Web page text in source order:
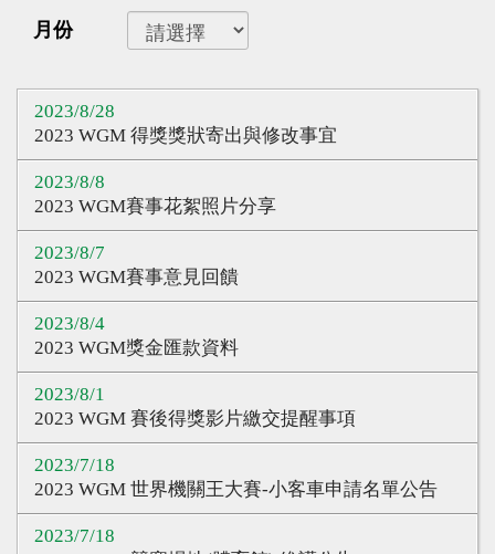
精彩回顧
心得分享
Q&A專區
CQ認證
教師認證
認證查詢
參賽證明
月份
2023/8/28
2023 WGM 得獎獎狀寄出與修改事宜
2023/8/8
2023 WGM賽事花絮照片分享
2023/8/7
2023 WGM賽事意見回饋
2023/8/4
2023 WGM獎金匯款資料
2023/8/1
2023 WGM 賽後得獎影片繳交提醒事項
2023/7/18
2023 WGM 世界機關王大賽-小客車申請名單公告
2023/7/18